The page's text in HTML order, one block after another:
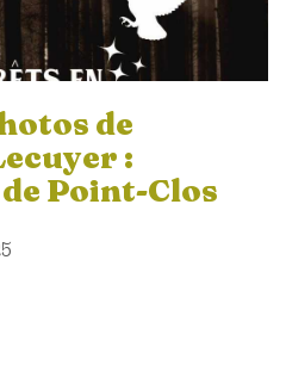
de
:
Point-Clos